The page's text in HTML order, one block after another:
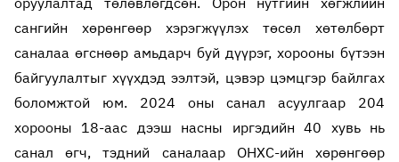
сангийн хөрөнгөөр хэрэгжүүлэх төсөл хөтөлбөрт
саналаа өгснөөр амьдарч буй дүүрэг, хорооны бүтээн
байгуулалтыг хүүхдэд ээлтэй, цэвэр цэмцгэр байлгах
боломжтой юм. 2024 оны санал асуулгаар 204
хорооны 18-аас дээш насны иргэдийн 40 хувь нь
санал өгч, тэдний саналаар ОНХС-ийн хөрөнгөөр